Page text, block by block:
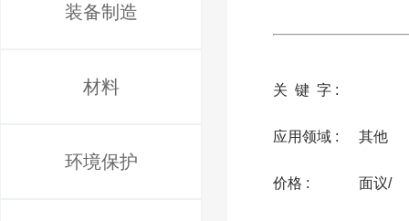
装备制造
材料
环境保护
关 键 字 :
应用领域 : 其他
价格 : 面议/